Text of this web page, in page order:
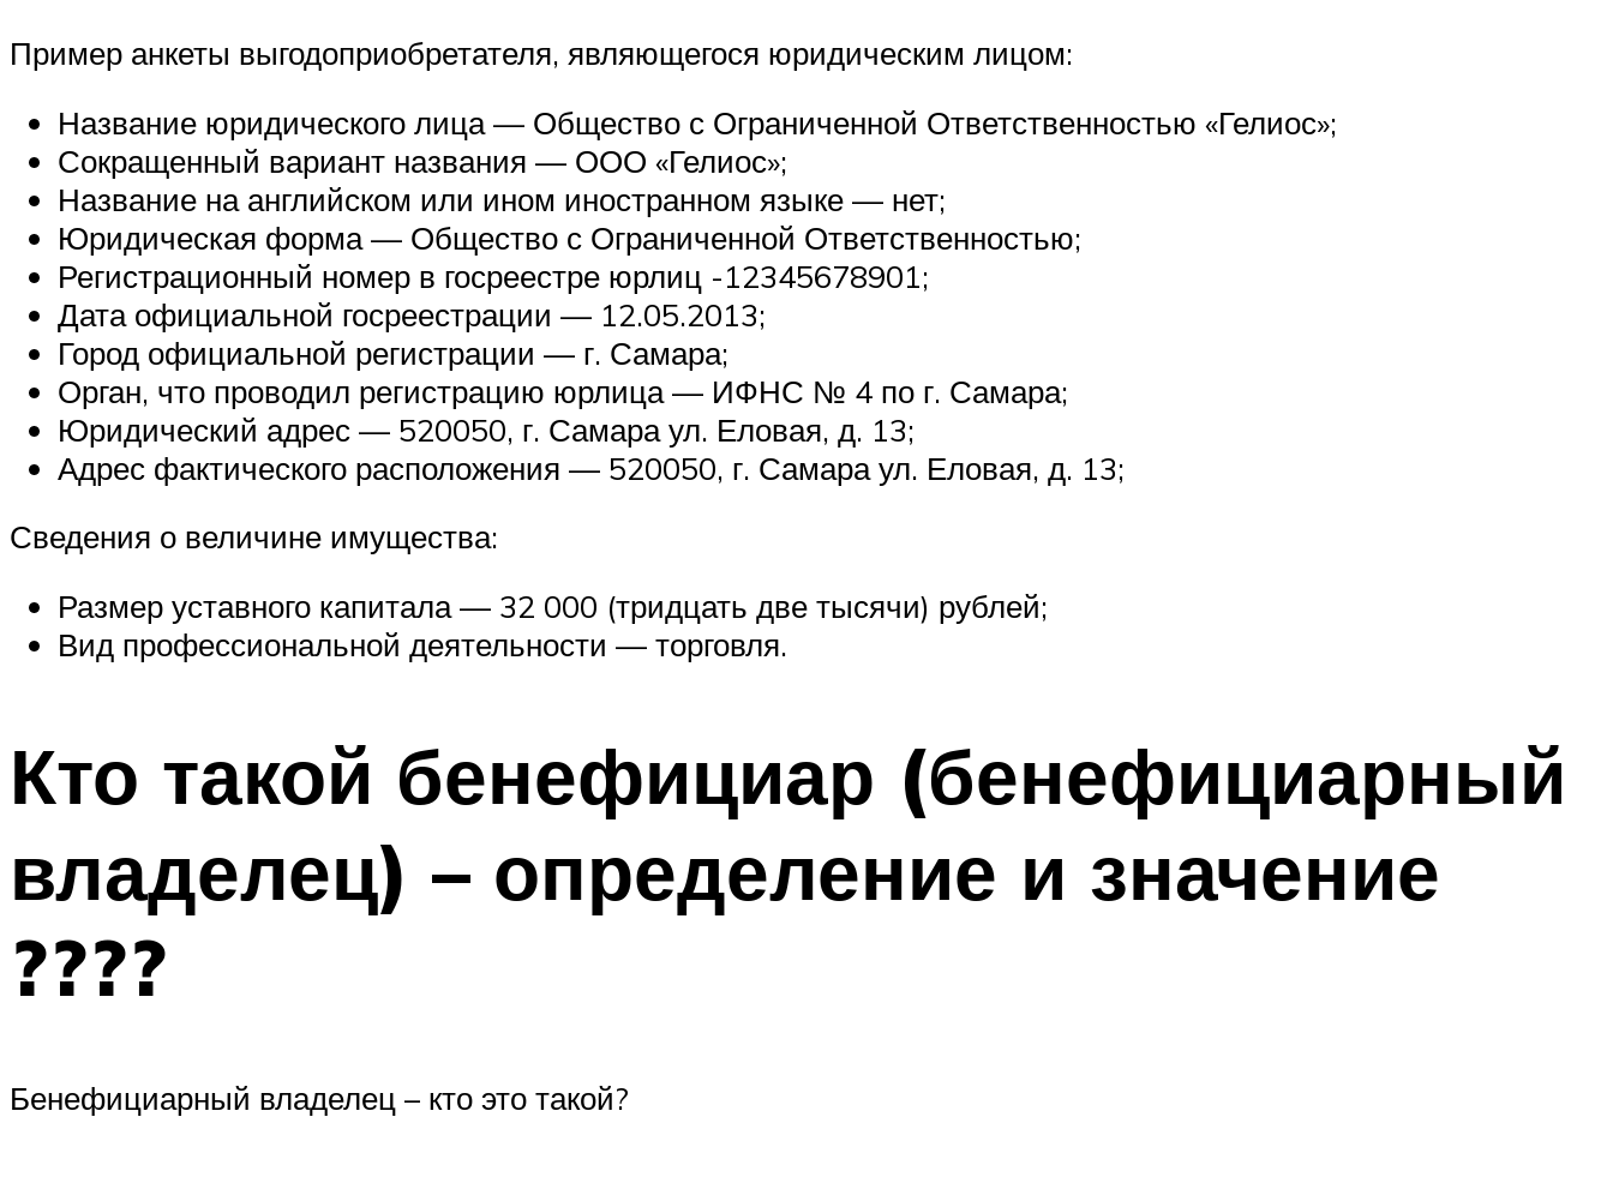
Пример анкеты выгодоприобретателя, являющегося юридическим лицом:
Название юридического лица — Общество с Ограниченной Ответственностью «Гелиос»;
Сокращенный вариант названия — ООО «Гелиос»;
Название на английском или ином иностранном языке — нет;
Юридическая форма — Общество с Ограниченной Ответственностью;
Регистрационный номер в госреестре юрлиц -12345678901;
Дата официальной госреестрации — 12.05.2013;
Город официальной регистрации — г. Самара;
Орган, что проводил регистрацию юрлица — ИФНС № 4 по г. Самара;
Юридический адрес — 520050, г. Самара ул. Еловая, д. 13;
Адрес фактического расположения — 520050, г. Самара ул. Еловая, д. 13;
Сведения о величине имущества:
Размер уставного капитала — 32 000 (тридцать две тысячи) рублей;
Вид профессиональной деятельности — торговля.
Кто такой бенефициар (бенефициарный
владелец) – определение и значение
????
Бенефициарный владелец – кто это такой?